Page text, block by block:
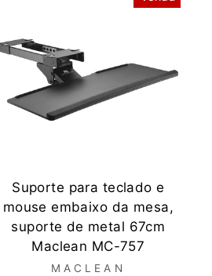
Suporte para teclado e
mouse embaixo da mesa,
suporte de metal 67cm
Maclean MC-757
MACLEAN